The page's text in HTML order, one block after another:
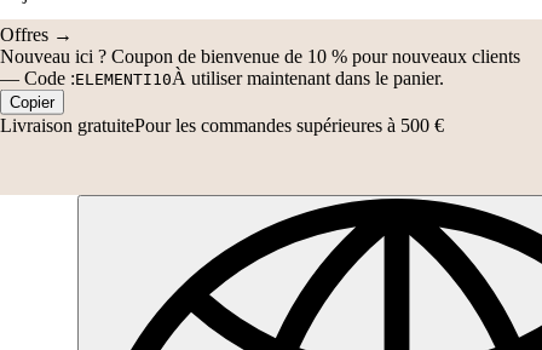
— Code :ELEMENTI10À utiliser maintenant dans le panier.
Copier
Livraison gratuitePour les commandes supérieures à 500 €